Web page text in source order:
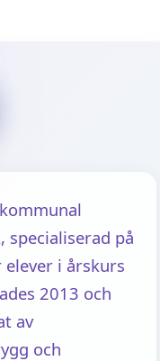
specialiserad på
i årskurs
2013 och
av
och